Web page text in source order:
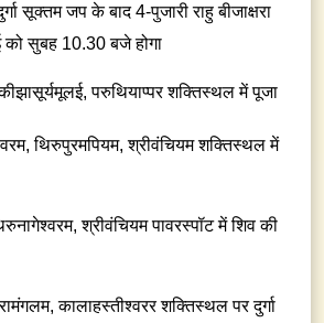
सूक्तम जप के बाद 4-पुजारी राहु बीजाक्षरा
को सुबह 10.30 बजे होगा
परुथियाप्पर शक्तिस्थल में पूजा
थिरुपुरमपियम, श्रीवंचियम शक्तिस्थल में
श्रीवंचियम पावरस्पॉट में शिव की
कालाहस्तीश्वरर शक्तिस्थल पर दुर्गा